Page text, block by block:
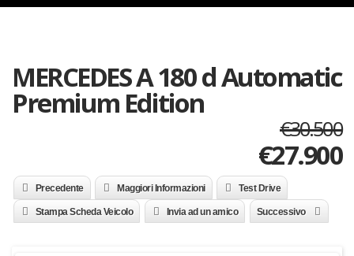
MERCEDES A 180 d Automatic
Premium Edition
€30.500
€27.900
Precedente Maggiori Informazioni Test Drive
Stampa Scheda Veicolo Invia ad un amico Successivo